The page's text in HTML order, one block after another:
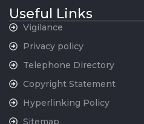
Useful Links
Vigilance
Privacy policy
Telephone Directory
Copyright Statement
Hyperlinking Policy
Sitemap